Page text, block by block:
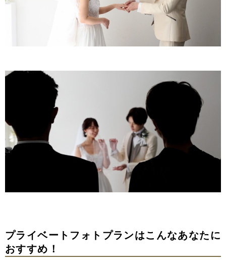
プライベートフォトプランはこんなあなたに
おすすめ！